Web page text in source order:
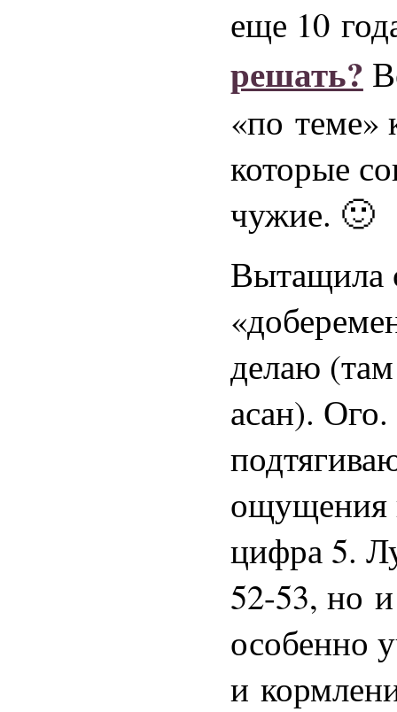
еще 10
решать?
«по теме»
которые
чужие. 🙂
Вытащила
делаю
асан).
ощущения
цифра 5.
52-53, но
особенно
и